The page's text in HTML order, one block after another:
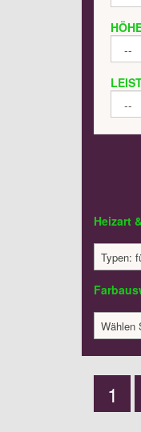
Heizart
Typen:
Wählen